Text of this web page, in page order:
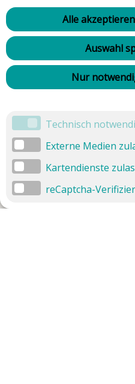
Alle
Auswahl
Nur
Technisch
Externe Medien
Kartendienste
reCaptcha-